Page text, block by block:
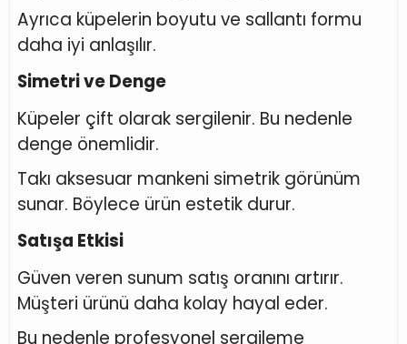
Ayrıca küpelerin boyutu ve sallantı formu
daha iyi anlaşılır.
Simetri ve Denge
Küpeler çift olarak sergilenir. Bu nedenle
denge önemlidir.
Takı aksesuar mankeni simetrik görünüm
sunar. Böylece ürün estetik durur.
Satışa Etkisi
Güven veren sunum satış oranını artırır.
Müşteri ürünü daha kolay hayal eder.
Bu nedenle profesyonel sergileme